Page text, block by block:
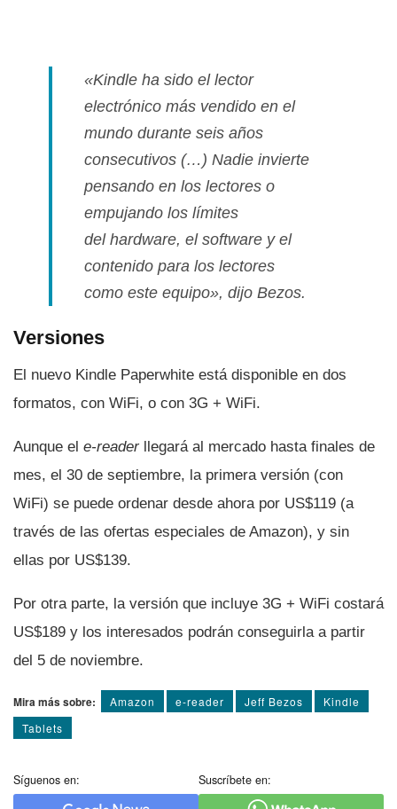
«Kindle ha sido el lector
electrónico más vendido en el
mundo durante seis años
consecutivos (…) Nadie invierte
pensando en los lectores o
empujando los lí­mites
del hardware, el software y el
contenido para los lectores
como este equipo», dijo Bezos.
Versiones
El nuevo Kindle Paperwhite está disponible en dos
formatos, con WiFi, o con 3G + WiFi.
Aunque el e-readerllegará al mercado hasta finales de
mes, el 30 de septiembre, la primera versión (con
WiFi) se puede ordenar desde ahora por US$119 (a
través de las ofertas especiales de Amazon), y sin
ellas por US$139.
Por otra parte, la versión que incluye 3G + WiFi costará
US$189 y los interesados podrán conseguirla a partir
del 5 de noviembre.
Mira más sobre: Amazon e-reader Jeff Bezos
Kindle
Tablets
Síguenos en: Suscríbete en: